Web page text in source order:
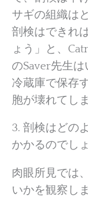
サギの組織は
剖検はできれ
ょう」と、
のSaver先生
冷蔵庫で保存
胞が壊れてし
3. 剖検はどの
かかるのでし
肉眼所見では
いかを観察し